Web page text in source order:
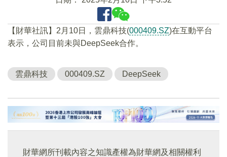
【財華社訊】2月10日，雲鼎科技(000409.SZ)在互動平台
表示，公司目前未與DeepSeek合作。
雲鼎科技 000409.SZ DeepSeek
財華網所刊載內容之知識產權為財華網及相關權利